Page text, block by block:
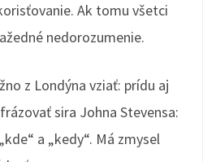
Ak tomu všetci
nedorozumenie.
z Londýna vziať: prídu aj
sira Johna Stevensa:
a „kedy“. Má zmysel